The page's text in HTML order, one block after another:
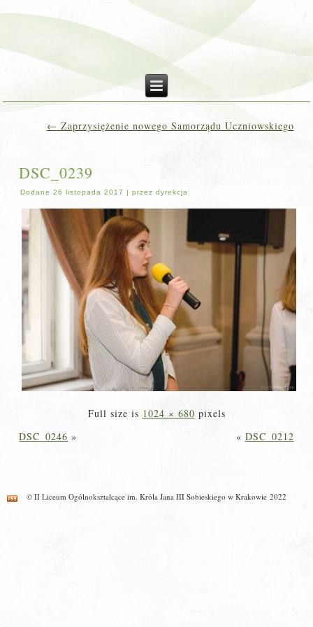
← Zaprzysiężenie nowego Samorządu Uczniowskiego
DSC_0239
Dodane 26 listopada 2017 |przez dyrekcja
Full size is 1024 × 680 pixels
DSC_0246 » « DSC_0212
© II Liceum Ogólnokształcące im. Króla Jana III Sobieskiego w Krakowie 2022